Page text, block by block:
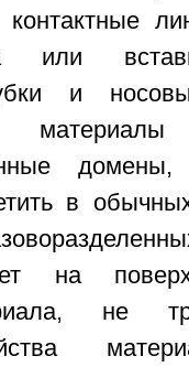
контактные
или
и
в
на
не